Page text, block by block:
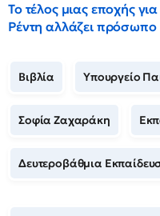
Το τέλος μιας εποχής
Ρέντη αλλάζει πρόσωπο
Βιβλία Υπουργείο
Σοφία Ζαχαράκη
Δευτεροβάθμια